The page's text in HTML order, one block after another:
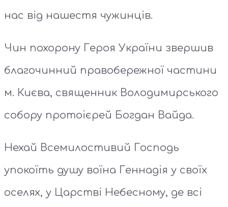
нас від нашестя чужинців.
Чин похорону Героя України звершив
благочинний правобережної частини
м. Києва, священник Володимирського
собору протоієрей Богдан Вайда.
Нехай Всемилостивий Господь
упокоїть душу воїна Геннадія у своїх
оселях, у Царстві Небесному, де всі